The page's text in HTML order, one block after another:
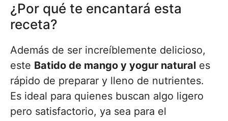
¿Por qué te encantará esta
receta?
Además de ser increíblemente delicioso,
este Batido de mango y yogur natural es
rápido de preparar y lleno de nutrientes.
Es ideal para quienes buscan algo ligero
pero satisfactorio, ya sea para el